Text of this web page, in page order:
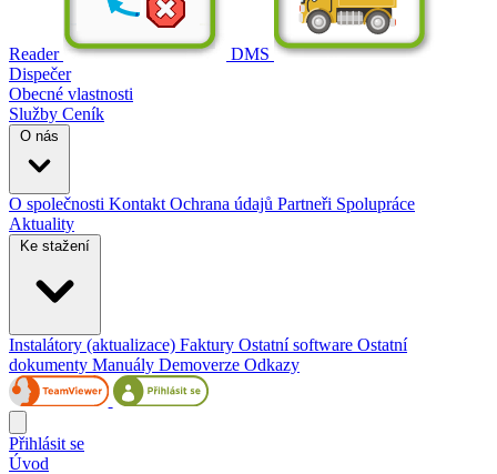
Reader
DMS
Dispečer
Obecné vlastnosti
Služby Ceník
O nás
O společnosti Kontakt Ochrana údajů Partneři Spolupráce
Aktuality
Ke stažení
Instalátory (aktualizace) Faktury Ostatní software Ostatní
dokumenty Manuály Demoverze Odkazy
Přihlásit se
Úvod